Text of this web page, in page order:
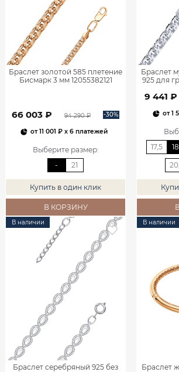
Браслет золотой 585 плетение
Бисмарк 3 мм 12055382121
66 003 ₽ 94 290 ₽ -30%
от11 001 ₽ x 6 платежей
Выберите размер:
-
21
Купить в один клик
В КОРЗИНУ
Браслет
925 для
9 441 ₽
от1
17,5
В наличии
Браслет серебряный 925 без
В наличии
Браслет